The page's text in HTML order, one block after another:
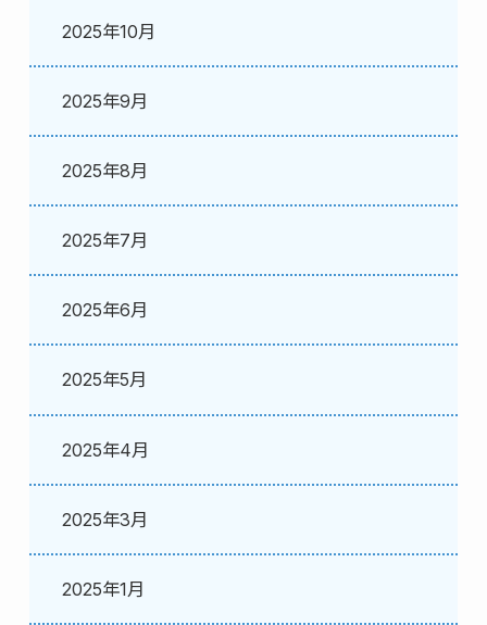
2025年10月
2025年9月
2025年8月
2025年7月
2025年6月
2025年5月
2025年4月
2025年3月
2025年1月